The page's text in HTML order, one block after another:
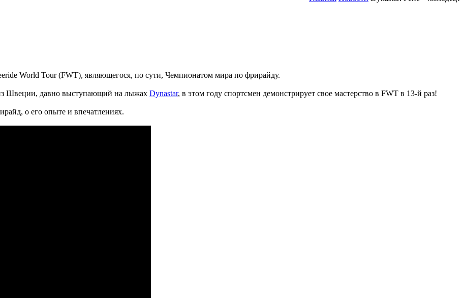
World Tour (FWT), являющегося, по сути, Чемпионатом мира по фрирайду.
Швеции, давно выступающий на лыжах Dynastar, в этом году спортсмен демонстрирует свое мастерство в FWT в 13-й раз!
о его опыте и впечатлениях.